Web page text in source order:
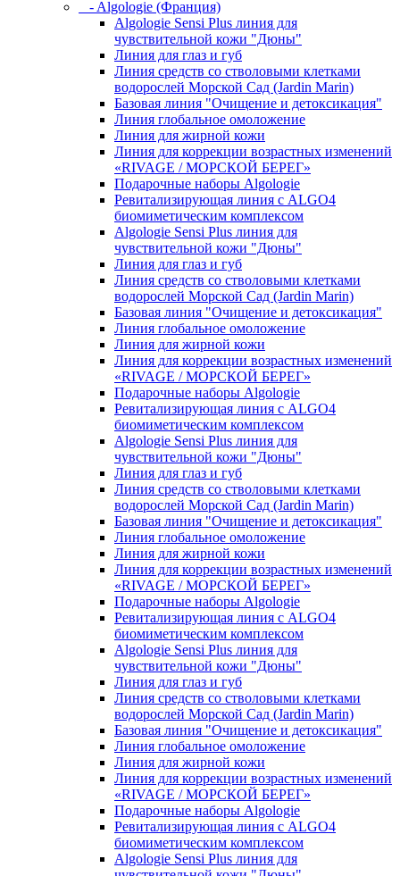
- Algologie (Франция)
Algologie Sensi Plus линия для
чувcтвительной кожи "Дюны"
Линия для глаз и губ
Линия средств со стволовыми клетками
водорослей Морской Сад (Jardin Marin)
Базовая линия "Очищение и детоксикация"
Линия глобальное омоложение
Линия для жирной кожи
Линия для коррекции возрастных изменений
«RIVAGE / МОРСКОЙ БЕРЕГ»
Подарочные наборы Algologie
Ревитализирующая линия с ALGO4
биомиметическим комплексом
Algologie Sensi Plus линия для
чувcтвительной кожи "Дюны"
Линия для глаз и губ
Линия средств со стволовыми клетками
водорослей Морской Сад (Jardin Marin)
Базовая линия "Очищение и детоксикация"
Линия глобальное омоложение
Линия для жирной кожи
Линия для коррекции возрастных изменений
«RIVAGE / МОРСКОЙ БЕРЕГ»
Подарочные наборы Algologie
Ревитализирующая линия с ALGO4
биомиметическим комплексом
Algologie Sensi Plus линия для
чувcтвительной кожи "Дюны"
Линия для глаз и губ
Линия средств со стволовыми клетками
водорослей Морской Сад (Jardin Marin)
Базовая линия "Очищение и детоксикация"
Линия глобальное омоложение
Линия для жирной кожи
Линия для коррекции возрастных изменений
«RIVAGE / МОРСКОЙ БЕРЕГ»
Подарочные наборы Algologie
Ревитализирующая линия с ALGO4
биомиметическим комплексом
Algologie Sensi Plus линия для
чувcтвительной кожи "Дюны"
Линия для глаз и губ
Линия средств со стволовыми клетками
водорослей Морской Сад (Jardin Marin)
Базовая линия "Очищение и детоксикация"
Линия глобальное омоложение
Линия для жирной кожи
Линия для коррекции возрастных изменений
«RIVAGE / МОРСКОЙ БЕРЕГ»
Подарочные наборы Algologie
Ревитализирующая линия с ALGO4
биомиметическим комплексом
Algologie Sensi Plus линия для